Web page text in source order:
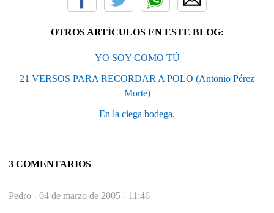
OTROS ARTÍCULOS EN ESTE BLOG:
YO SOY COMO TÚ
21 VERSOS PARA RECORDAR A POLO (Antonio Pérez
Morte)
En la ciega bodega.
3 COMENTARIOS
Pedro - 04 de marzo de 2005 - 11:46